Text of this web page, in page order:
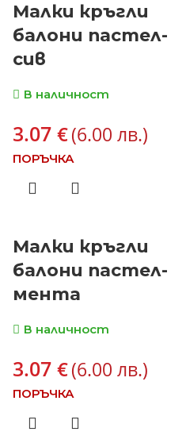
Малки кръгли
балони пастел-
сив
В наличност
3.07 €(6.00 лв.)
ПОРЪЧКА
Малки кръгли
балони пастел-
мента
В наличност
3.07 €(6.00 лв.)
ПОРЪЧКА